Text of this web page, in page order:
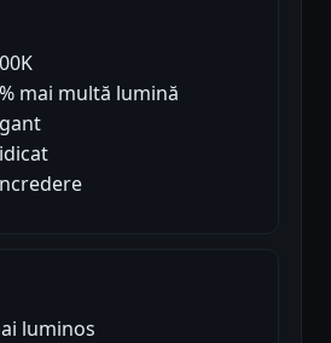
mai multă lumină
luminos